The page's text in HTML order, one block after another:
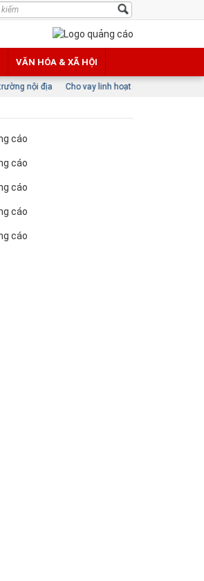
VĂN HÓA & XÃ HỘI
Cho vay linh hoạt mở lối vốn cho doanh nghiệp nhỏ